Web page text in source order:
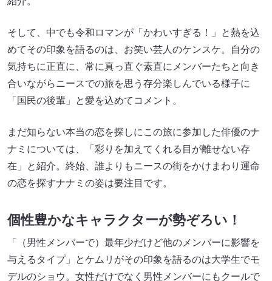
そして、中でも令和ロマンが「かわいすぎる！」と熱を込
めてその印象を語るのは、お笑い芸人のケンスケ。自分の
気持ちに正直に、常に真っ直ぐ素直にメンバーたちと向き
合いながらニースでの旅を思う存分楽しんでいる様子に
「国民の後輩」と愛を込めてコメント。
まだ知らない本当の恋を探しにこの旅に参加した俳優のナ
ナミについては、「彩りを加えてくれる目が離せない存
在」と紹介。終始、誰よりもニースの街をかけまわり運命
の恋を探すナナミの姿は要注目です。
個性豊かなキャラクターが勢ぞろい！
「（男性メンバーで）最年少だけど他のメンバーに影響を
与えるタイプ」とケムリがその印象を語るのは大学生でモ
デルのショウ。女性だけでなく男性メンバーにもクールで